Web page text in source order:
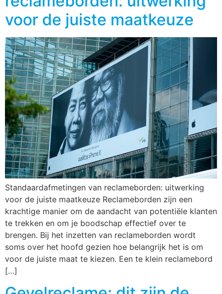
voor de juiste maatkeuze
Standaardafmetingen van reclameborden: uitwerking
voor de juiste maatkeuze Reclameborden zijn een
krachtige manier om de aandacht van potentiële klanten
te trekken en om je boodschap effectief over te
brengen. Bij het inzetten van reclameborden wordt
soms over het hoofd gezien hoe belangrijk het is om
voor de juiste maat te kiezen. Een te klein reclamebord
[…]